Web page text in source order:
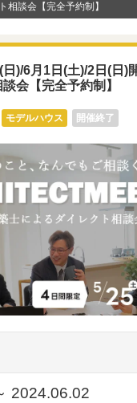
談会【完全予約制】
日)/6月1日(土)/2日(日)
会【完全予約制】
モデルハウス 開催終了
2024.06.02